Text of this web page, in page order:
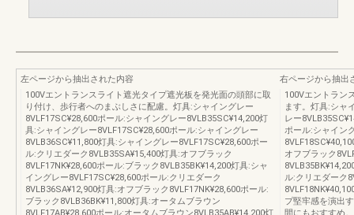
左ページから抽出された内容
100Vエントランスライト遮光タイプ遮光板を発光面の頭部に取
り付け、歩行者へのまぶしさに配慮。灯具:シャイングレー
8VLF17SC¥28,600ポール:シャイングレー8VLB35SC¥14,200灯
具:シャイングレー8VLF17SC¥28,600ポール:シャイングレー
8VLB36SC¥11,800灯具:シャイングレー8VLF17SC¥28,600ポー
ル:クリエダーク8VLB35SA¥15,400灯具:オフブラック
8VLF17NK¥28,600ポール:ブラック8VLB35BK¥14,200灯具:シャ
イングレー8VLF17SC¥28,600ポール:クリエダーク
8VLB36SA¥12,900灯具:オフブラック8VLF17NK¥28,600ポール:
ブラック8VLB36BK¥11,800灯具:オータムブラウン
8VLF17AB¥28,600ポール:オータムブラウン8VLB35AB¥14,200灯
右ページから抽出
100Vエントラン
ます。灯具:シャ
レー
ポール:シャイン
オフブラック
ル:クリエダーク
プ堅牢感を演出
間にもおすすめ